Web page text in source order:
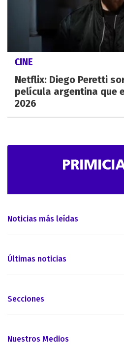
CINE
Netflix: Diego Peretti
película argentina que
2026
Noticias más leídas
Últimas noticias
Secciones
Nuestros Medios